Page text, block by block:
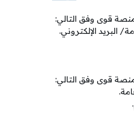
قوى وفق التالي:
البريد الإلكتروني.
قوى وفق التالي: